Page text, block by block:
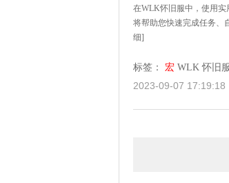
在WLK怀旧服中，使用
将帮助您快速完成任务、
细]
标签： 宏 WLK 怀旧
2023-09-07 17:19:18